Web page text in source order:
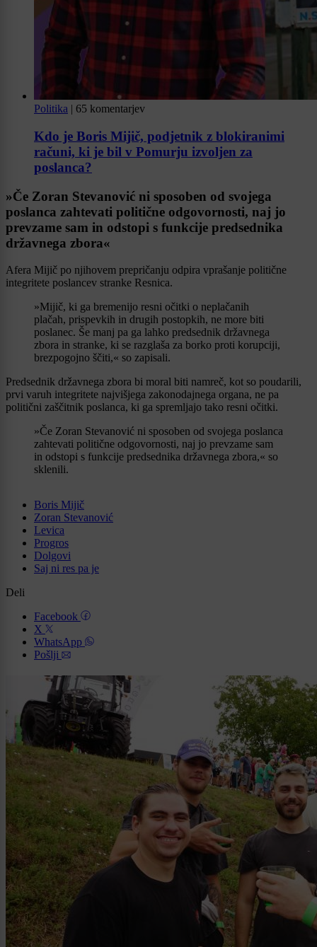
Politika | 65 komentarjev
Kdo je Boris Mijič, podjetnik z blokiranimi
računi, ki je bil v Pomurju izvoljen za
poslanca?
»Če Zoran Stevanović ni sposoben od svojega
poslanca zahtevati politične odgovornosti, naj jo
prevzame sam in odstopi s funkcije predsednika
državnega zbora«
Afera Mijič po njihovem prepričanju odpira vprašanje politične
integritete poslancev stranke Resnica.
»Mijič, ki ga bremenijo resni očitki o neplačanih
plačah, prispevkih in drugih postopkih, ne more biti
poslanec. Še manj pa ga lahko predsednik državnega
zbora in stranke, ki se razglaša za borko proti korupciji,
brezpogojno ščiti,« so zapisali.
Predsednik državnega zbora bi moral biti namreč, kot so poudarili,
prvi varuh integritete najvišjega zakonodajnega organa, ne pa
politični zaščitnik poslanca, ki ga spremljajo tako resni očitki.
»Če Zoran Stevanović ni sposoben od svojega poslanca
zahtevati politične odgovornosti, naj jo prevzame sam
in odstopi s funkcije predsednika državnega zbora,« so
sklenili.
Boris Mijič
Zoran Stevanović
Levica
Progros
Dolgovi
Saj ni res pa je
Deli
Facebook
X
WhatsApp
Pošlji